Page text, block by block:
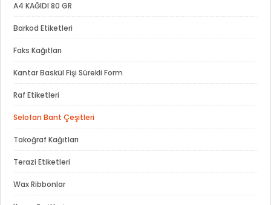
A4 KAĞIDI 80 GR
Barkod Etiketleri
Faks Kağıtları
Kantar Baskül Fişi Sürekli Form
Raf Etiketleri
Selofan Bant Çeşitleri
Takoğraf Kağıtları
Terazi Etiketleri
Wax Ribbonlar